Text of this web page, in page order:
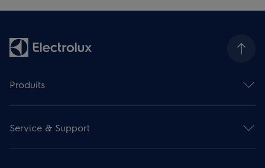
Produits
Taques de cuisson
Hottes de cuisine
Gamme compact encastrable
Service & Support